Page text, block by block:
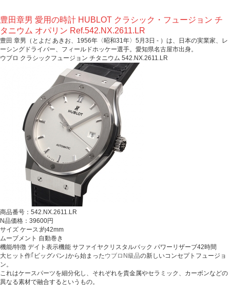
豊田章男 愛用の時計 HUBLOT クラシック・フュージョン チ
タニウム オパリン Ref.542.NX.2611.LR
豊田 章男（とよだ あきお、1956年〈昭和31年〉5月3日 - ）は、日本の実業家、レ
ーシングドライバー、フィールドホッケー選手。愛知県名古屋市出身。
ウブロ クラシックフュージョン チタニウム 542.NX.2611.LR
商品番号：542.NX.2611.LR
N品価格：39600円
サイズ ケース:約42mm
ムーブメント 自動巻き
機能/特徴 デイト表示機能 サファイヤクリスタルバック パワーリザーブ42時間
大ヒット作｢ビッグバン｣から始まったウブロN級品の新しいコンセプトフュージョ
ン。
これはケースパーツを細分化し、それぞれを貴金属やセラミック、カーボンなどの
異なる素材で融合するというもの。